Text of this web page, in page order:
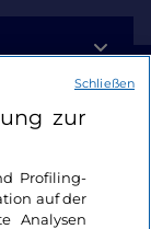
zur
Profiling-
auf der
Analysen
Schließen